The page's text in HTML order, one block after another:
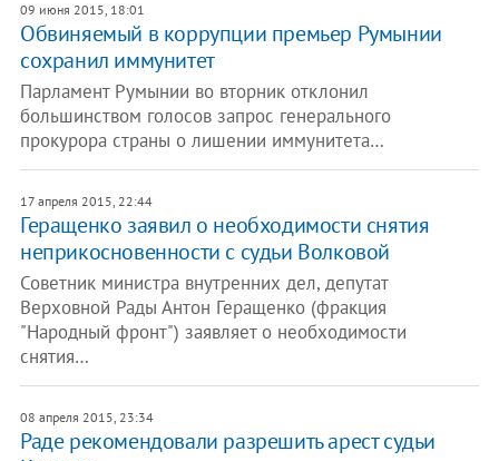
09 июня 2015, 18:01
Обвиняемый в коррупции премьер Румынии
сохранил иммунитет
Парламент Румынии во вторник отклонил
большинством голосов запрос генерального
прокурора страны о лишении иммунитета…
17 апреля 2015, 22:44
Геращенко заявил о необходимости снятия
неприкосновенности с судьи Волковой
Советник министра внутренних дел, депутат
Верховной Рады Антон Геращенко (фракция
"Народный фронт") заявляет о необходимости
снятия…
08 апреля 2015, 23:34
Раде рекомендовали разрешить арест судьи